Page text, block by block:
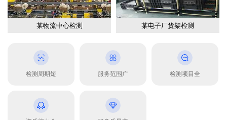
某物流中心检测 某电子厂货架检测
检测周期短 服务范围广 检测项目全